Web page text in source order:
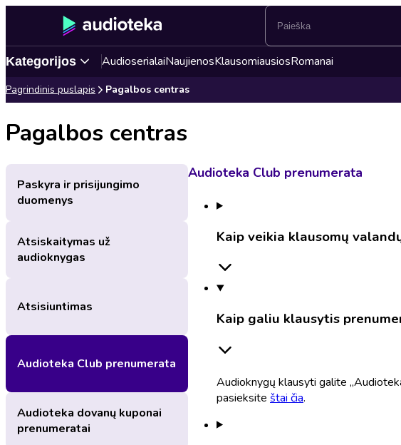
Kategorijos AudioserialaiNaujienosKlausomiausiosRomanai
Pagrindinis puslapis Pagalbos centras
Pagalbos centras
Paskyra ir prisijungimo
duomenys
Atsiskaitymas už
audioknygas
Atsisiuntimas
Audioteka Club prenumerata
Audioteka dovanų kuponai
prenumeratai
Audioteka Club prenumerata
Kaip veikia klausomų
Kaip galiu klausytis
Audioknygų klausyti galite
pasieksite štai čia.